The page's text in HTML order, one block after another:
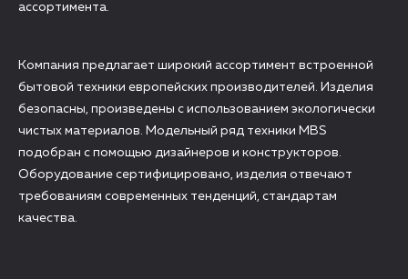
ассортимента.
Компания предлагает широкий ассортимент встроенной
бытовой техники европейских производителей. Изделия
безопасны, произведены с использованием экологически
чистых материалов. Модельный ряд техники MBS
подобран с помощью дизайнеров и конструкторов.
Оборудование сертифицировано, изделия отвечают
требованиям современных тенденций, стандартам
качества.